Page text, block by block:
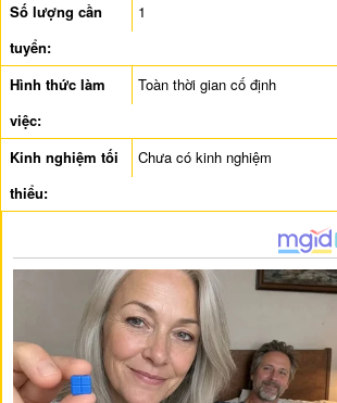
Số lượng cần
tuyển:
1
Hình thức làm
việc:
Toàn thời gian cố định
Kinh nghiệm tối
thiểu:
Chưa có kinh nghiệm